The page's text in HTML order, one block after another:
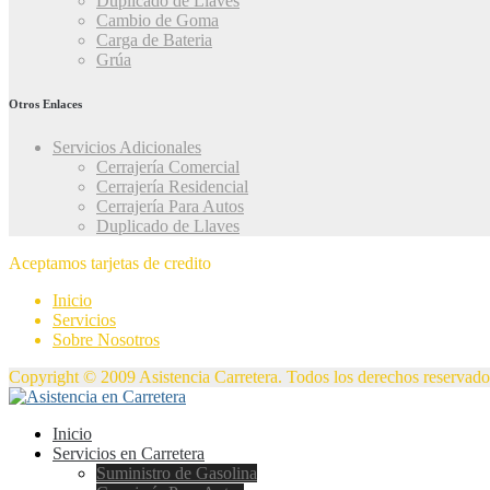
Cambio de Goma
Carga de Bateria
Grúa
Otros Enlaces
Servicios Adicionales
Cerrajería Comercial
Cerrajería Residencial
Cerrajería Para Autos
Duplicado de Llaves
Aceptamos tarjetas de credito
Inicio
Servicios
Sobre Nosotros
Copyright © 2009 Asistencia Carretera. Todos los derechos
Inicio
Servicios en Carretera
Suministro de Gasolina